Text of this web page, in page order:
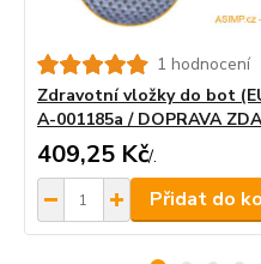
1 hodnocení
Zdravotní vložky do bot
A-001185a / DOPRAVA
409,25 Kč/.
Přidat do